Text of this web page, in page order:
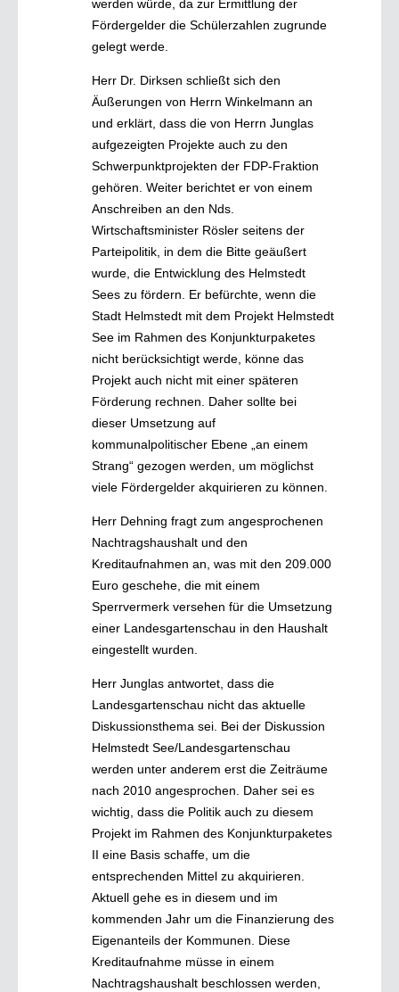
werden würde, da zur Ermittlung der
Fördergelder die Schülerzahlen zugrunde
gelegt werde.
Herr Dr. Dirksen schließt sich den
Äußerungen von Herrn Winkelmann an
und erklärt, dass die von Herrn Junglas
aufgezeigten Projekte auch zu den
Schwerpunktprojekten der FDP-Fraktion
gehören. Weiter berichtet er von einem
Anschreiben an den Nds.
Wirtschaftsminister Rösler seitens der
Parteipolitik, in dem die Bitte geäußert
wurde, die Entwicklung des Helmstedt
Sees zu fördern. Er befürchte, wenn die
Stadt Helmstedt mit dem Projekt Helmstedt
See im Rahmen des Konjunkturpaketes
nicht berücksichtigt werde, könne das
Projekt auch nicht mit einer späteren
Förderung rechnen. Daher sollte bei
dieser Umsetzung auf
kommunalpolitischer Ebene „an einem
Strang“ gezogen werden, um möglichst
viele Fördergelder akquirieren zu können.
Herr Dehning fragt zum angesprochenen
Nachtragshaushalt und den
Kreditaufnahmen an, was mit den 209.000
Euro geschehe, die mit einem
Sperrvermerk versehen für die Umsetzung
einer Landesgartenschau in den Haushalt
eingestellt wurden.
Herr Junglas antwortet, dass die
Landesgartenschau nicht das aktuelle
Diskussionsthema sei. Bei der Diskussion
Helmstedt See/Landesgartenschau
werden unter anderem erst die Zeiträume
nach 2010 angesprochen. Daher sei es
wichtig, dass die Politik auch zu diesem
Projekt im Rahmen des Konjunkturpaketes
II eine Basis schaffe, um die
entsprechenden Mittel zu akquirieren.
Aktuell gehe es in diesem und im
kommenden Jahr um die Finanzierung des
Eigenanteils der Kommunen. Diese
Kreditaufnahme müsse in einem
Nachtragshaushalt beschlossen werden,